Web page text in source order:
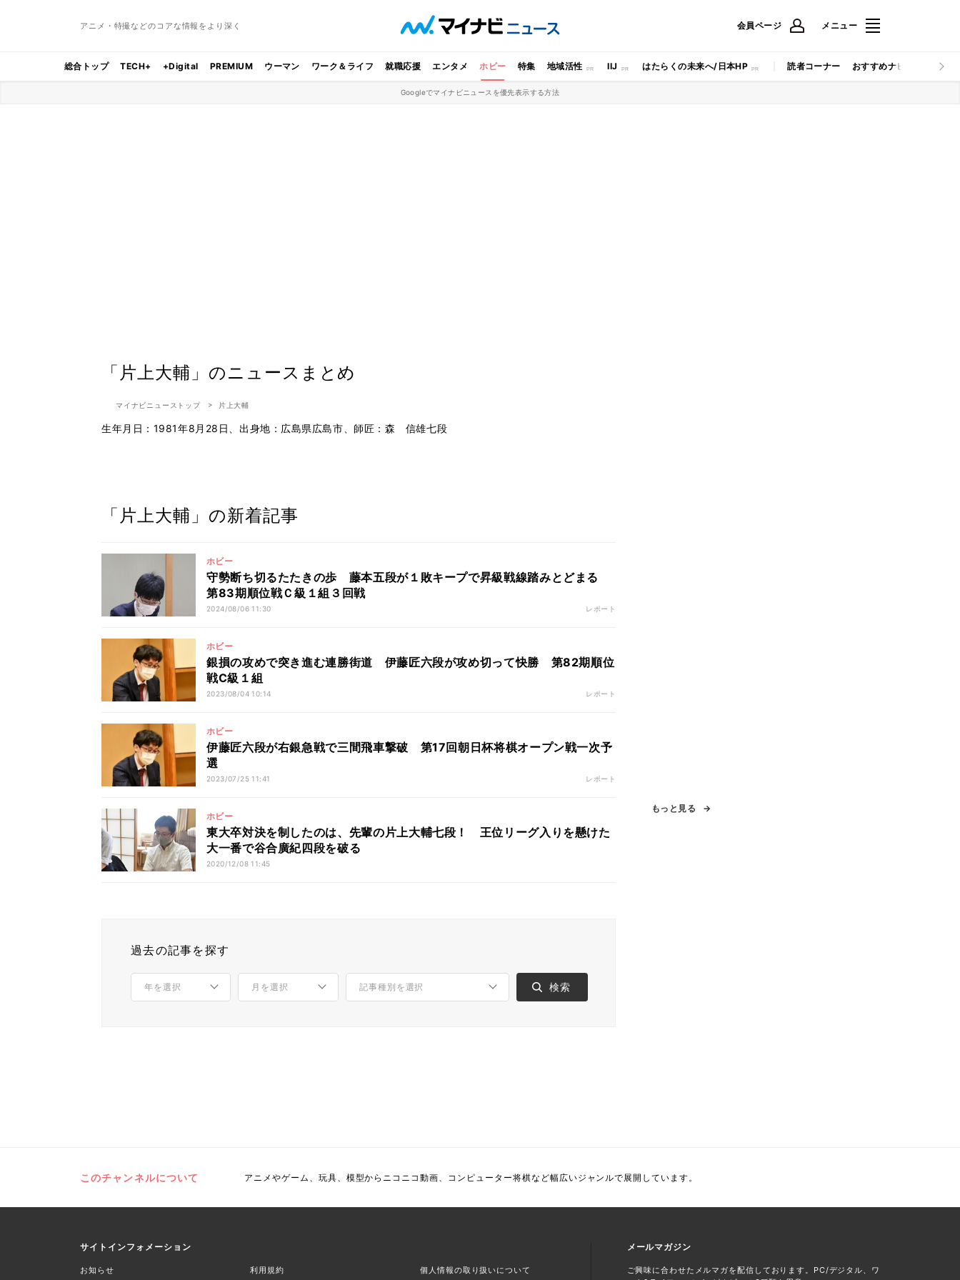
アニメ・特撮などのコアな情報をより深く 会員ページ メニュー
総合トップ TECH+ +Digital PREMIUM ウーマン ワーク＆ライフ 就職応援 エンタメ ホビー 特集 地域活性 IIJ はたらくの未来へ/日本HP 読者コーナー おすすめナビ マイナビ
Googleでマイナビニュースを優先表示する方法
「片上大輔」のニュースまとめ
マイナビニューストップ 片上大輔
生年月日：1981年8月28日、出身地：広島県広島市、師匠：森 信雄七段
「片上大輔」の新着記事
ホビー
守勢断ち切るたたきの歩 藤本五段が１敗キープで昇級戦線踏みとどまる
第83期順位戦Ｃ級１組３回戦
2024/08/06 11:30 レポート
ホビー
銀損の攻めで突き進む連勝街道 伊藤匠六段が攻め切って快勝 第82期順位
戦C級１組
2023/08/04 10:14 レポート
ホビー
伊藤匠六段が右銀急戦で三間飛車撃破 第17回朝日杯将棋オープン戦一次予
選
2023/07/25 11:41 レポート
ホビー
東大卒対決を制したのは、先輩の片上大輔七段！ 王位リーグ入りを懸けた
大一番で谷合廣紀四段を破る
2020/12/08 11:45
過去の記事を探す
もっと見る
このチャンネルについて アニメやゲーム、玩具、模型からニコニコ動画、コンピューター将棋など幅広いジャンルで展開しています。
サイトインフォメーション
お知らせ 利用規約 個人情報の取り扱いについて
メールマガジン
ご興味に合わせたメルマガを配信しております。PC/デジタル、ワ